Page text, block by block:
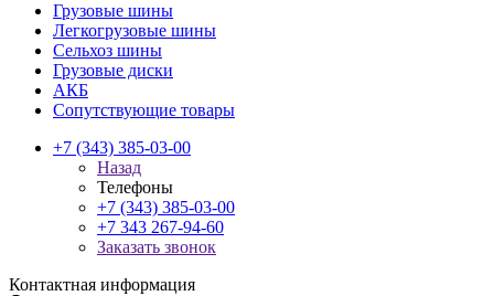
Грузовые шины
Легкогрузовые шины
Сельхоз шины
Грузовые диски
АКБ
Сопутствующие товары
+7 (343) 385-03-00
Назад
Телефоны
+7 (343) 385-03-00
+7 343 267-94-60
Заказать звонок
Контактная информация